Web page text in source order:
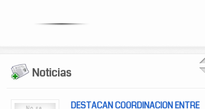
Noticias
DESTACAN COORDINACION ENTRE